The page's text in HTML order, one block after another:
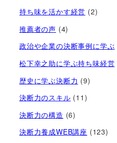
持ち味を活かす経営​ (2)
推薦者の声 (4)
政治や企業の決断事例に学ぶ
松下幸之助に学ぶ持ち味経営
歴史に学ぶ決断力 (9)
決断力のスキル (11)
決断力の構造 (6)
決断力養成WEB講座 (123)